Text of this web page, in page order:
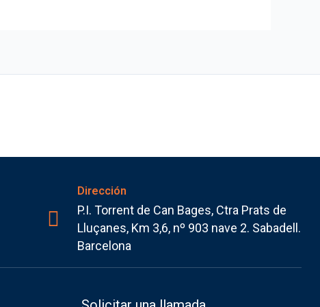
Dirección
P.I. Torrent de Can Bages, Ctra Prats de
Lluçanes, Km 3,6, nº 903 nave 2. Sabadell.
Barcelona